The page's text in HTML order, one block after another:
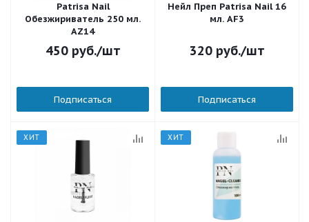
Patrisa Nail
Обезжириватель 250 мл.
AZ14
450руб./шт
Подписаться
Нейл Преп Patrisa Nail 16
мл. AF3
320руб./шт
Подписаться
ХИТ ХИТ